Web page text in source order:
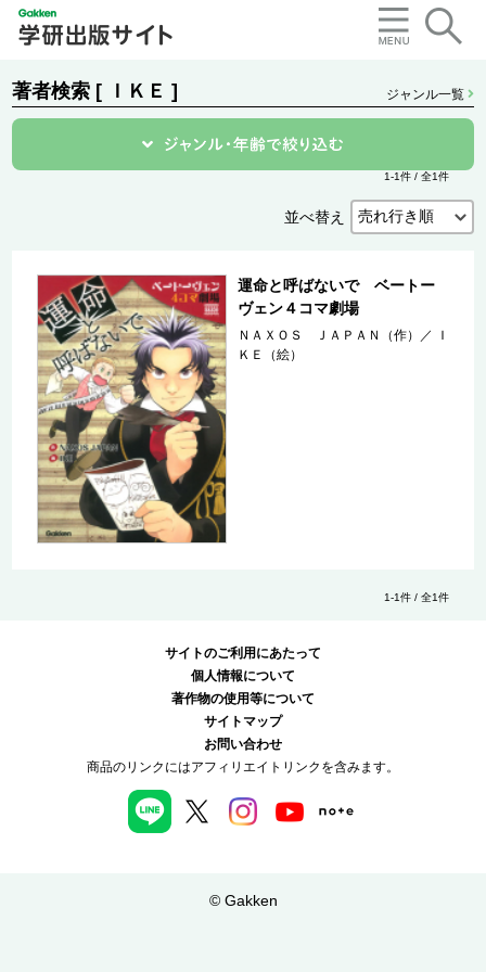
著者検索 [ ＩＫＥ ] ジャンル一覧
1-1件 / 全1件
並べ替え
運命と呼ばないで ベートー
ヴェン４コマ劇場
ＮＡＸＯＳ ＪＡＰＡＮ（作） ／
Ｉ
ＫＥ（絵）
1-1件 / 全1件
サイトのご利用にあたって
個人情報について
著作物の使用等について
サイトマップ
お問い合わせ
商品のリンクにはアフィリエイトリンクを含みます。
© Gakken